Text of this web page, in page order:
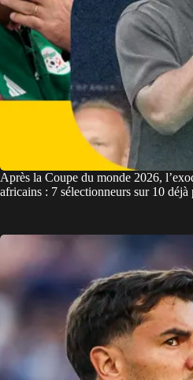
Après la Coupe du monde 2026,
africains : 7 sélectionneurs sur 10 déjà